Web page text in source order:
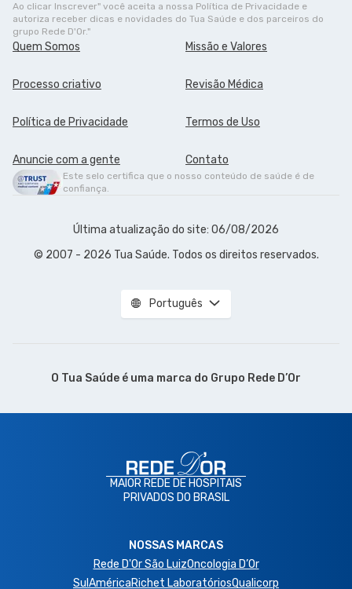
Ao clicar Inscrever" você aceita a nossa Política de Privacidade e
autoriza receber dicas e novidades do Tua Saúde e dos parceiros do
grupo Rede D'Or."
Quem Somos Missão e Valores
Processo criativo Revisão Médica
Política de Privacidade Termos de Uso
Anuncie com a gente Contato
Este selo certifica que o nosso conteúdo de saúde é de
confiança.
Última atualização do site: 06/08/2026
© 2007 - 2026 Tua Saúde. Todos os direitos reservados.
Português
O Tua Saúde é uma marca do Grupo Rede D’Or
MAIOR REDE DE HOSPITAIS
PRIVADOS DO BRASIL
NOSSAS MARCAS
Rede D'Or São LuizOncologia D’Or
SulAméricaRichet LaboratóriosQualicorp